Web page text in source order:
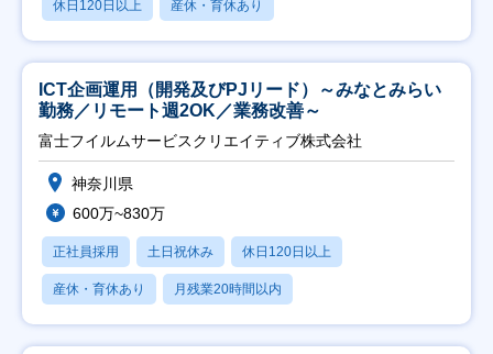
休日120日以上 産休・育休あり
ICT企画運用（開発及びPJリード）～みなとみらい
勤務／リモート週2OK／業務改善～
富士フイルムサービスクリエイティブ株式会社
神奈川県
600万~830万
正社員採用 土日祝休み 休日120日以上
産休・育休あり 月残業20時間以内